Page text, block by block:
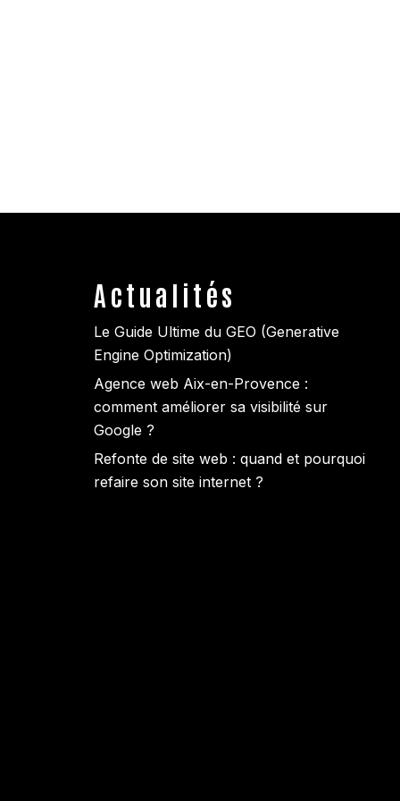
Actualités
Le Guide Ultime du GEO (Generative
Engine Optimization)
Agence web Aix-en-Provence :
comment améliorer sa visibilité sur
Google ?
Refonte de site web : quand et pourquoi
refaire son site internet ?